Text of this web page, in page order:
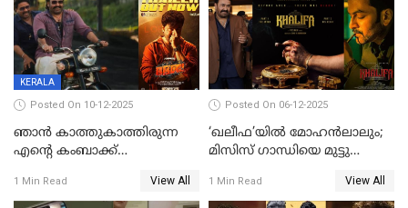
1000ത്തിന് മുകളിൽ ടിക്കറ്റ്
KERALA
Posted On 10-12-2025
ഞാന്‍ കാത്തുകാത്തിരുന്ന
എന്റെ കംബാക്ക്
പുറത്ത്
1 Min Read View All
Posted On 06-12-2025
‘ഖലീഫ’യിൽ മോഹൻലാലും;
മിസിസ് ഗാന്ധിയെ മുട്ടു
അഹമ്മദ് അലിയായെത്തും
1 Min Read View All